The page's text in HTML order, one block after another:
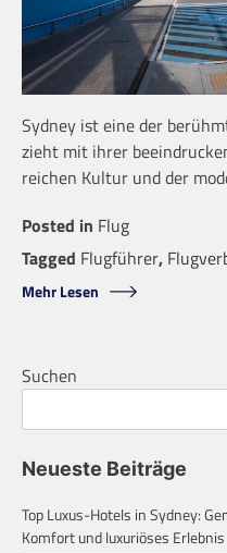
Sydney ist eine der
zieht mit ihrer
reichen Kultur und der
Posted in Flug
Tagged Flugführer,
Mehr Lesen
Suchen
Neueste Beiträge
Top Luxus-Hotels in Sydney:
Komfort und luxuriöses Erlebnis